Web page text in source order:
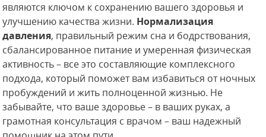
являются ключом к сохранению вашего здоровья и
улучшению качества жизни. Нормализация
давления, правильный режим сна и бодрствования,
сбалансированное питание и умеренная физическая
активность – все это составляющие комплексного
подхода, который поможет вам избавиться от ночных
пробуждений и жить полноценной жизнью. Не
забывайте, что ваше здоровье – в ваших руках, а
грамотная консультация с врачом – ваш надежный